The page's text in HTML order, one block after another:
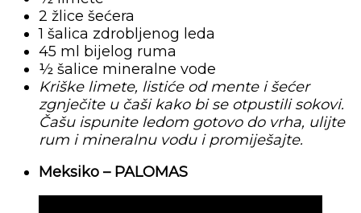
2 žlice šećera
1 šalica zdrobljenog leda
45 ml bijelog ruma
½ šalice mineralne vode
Kriške limete, listiće od mente i šećer
zgnječite u čaši kako bi se otpustili sokovi.
Čašu ispunite ledom gotovo do vrha, ulijte
rum i mineralnu vodu i promiješajte.
Meksiko – PALOMAS